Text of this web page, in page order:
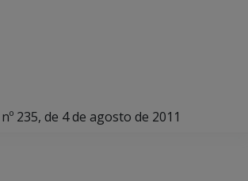
235, de 4 de agosto de 2011